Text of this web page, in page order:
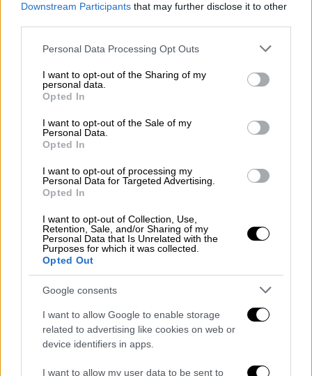
Downstream Participants that may further disclose it to other
Please note that this website/app uses one or more Google
not limited to your visit or usage behaviour. You may click to
grant or deny consent to Google and its third-party tags to
use your data for below specified purposes in below Google
consent section.
Personal Data Processing Opt Outs
I want to opt-out of the Sharing of my
personal data.
Opted In
I want to opt-out of the Sale of my
Personal Data.
Opted In
I want to opt-out of processing my
Personal Data for Targeted Advertising.
Opted In
I want to opt-out of Collection, Use,
Retention, Sale, and/or Sharing of my
Personal Data that Is Unrelated with the
Purposes for which it was collected.
Opted Out
Google consents
I want to allow Google to enable storage
related to advertising like cookies on web or
device identifiers in apps.
I want to allow my user data to be sent to
Τα αντιικά φάρμακα της Merck θα αρχίσουν
να διανέμονται από την Παρασκευή για 5.700
ασθενείς μετά από ιατρική συνταγή
επισήμανε εξάλλου ο υπουργός Υγείας.
Πρόσθεσε ότι αρχές Φεβρουαρίου θα έλθουν
στην Ελλάδα άλλες 4 χιλιάδες τέτοια
φάρμακα και της Pfizer, από τις 15 χιλιάδες
που έχει παραγγείλει η χώρα μας.